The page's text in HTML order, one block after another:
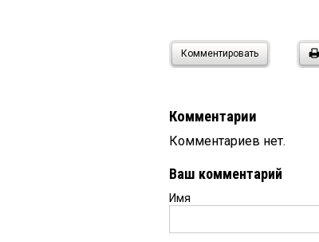
Комментировать
Комментарии
Комментариев нет.
Ваш комментарий
Имя